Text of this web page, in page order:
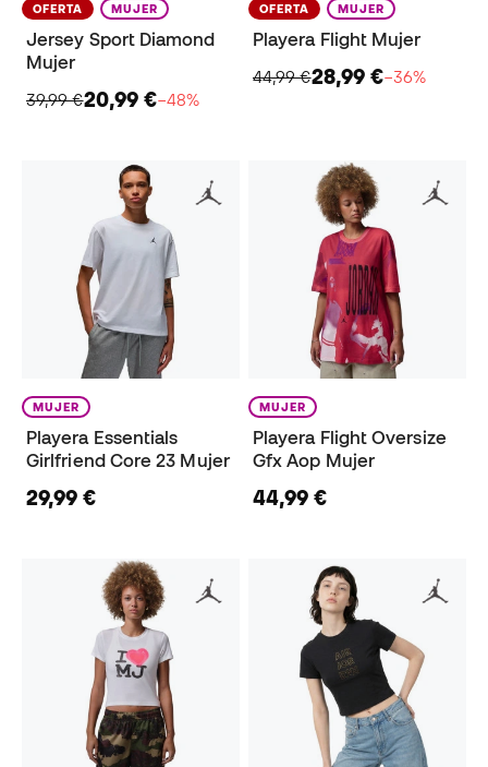
OFERTA MUJER
Jersey Sport Diamond
Mujer
39,99 €20,99 €−48%
OFERTA MUJER
Playera Flight Mujer
44,99 €28,99 €−36%
MUJER
Playera Essentials
Girlfriend Core 23 Mujer
29,99 €
MUJER
Playera Flight Oversize
Gfx Aop Mujer
44,99 €